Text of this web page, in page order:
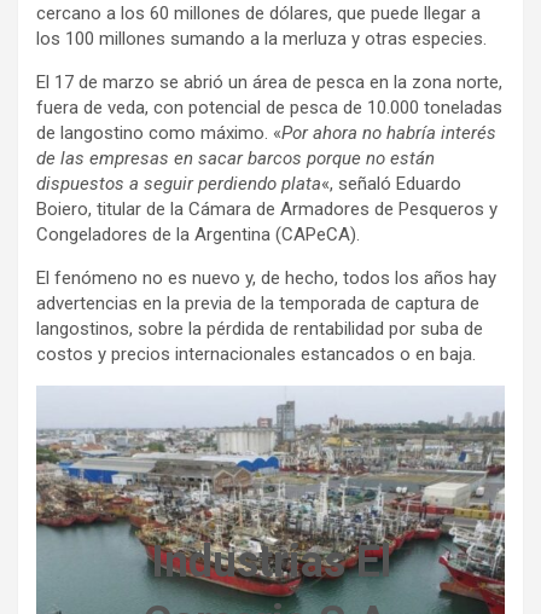
cercano a los 60 millones de dólares, que puede llegar a
los 100 millones sumando a la merluza y otras especies.
El 17 de marzo se abrió un área de pesca en la zona norte,
fuera de veda, con potencial de pesca de 10.000 toneladas
de langostino como máximo. «Por ahora no habría interés
de las empresas en sacar barcos porque no están
dispuestos a seguir perdiendo plata«, señaló Eduardo
Boiero, titular de la Cámara de Armadores de Pesqueros y
Congeladores de la Argentina (CAPeCA).
El fenómeno no es nuevo y, de hecho, todos los años hay
advertencias en la previa de la temporada de captura de
langostinos, sobre la pérdida de rentabilidad por suba de
costos y precios internacionales estancados o en baja.
Industrias El